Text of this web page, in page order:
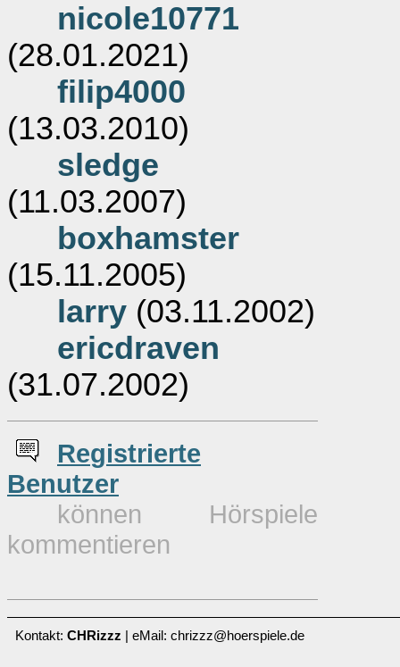
nicole10771
(28.01.2021)
filip4000
(13.03.2010)
sledge
(11.03.2007)
boxhamster
(15.11.2005)
larry (03.11.2002)
ericdraven
(31.07.2002)
Registrierte
Benutzer
können Hörspiele
kommentieren
Kontakt: CHRizzz | eMail: chrizzz@hoerspiele.de